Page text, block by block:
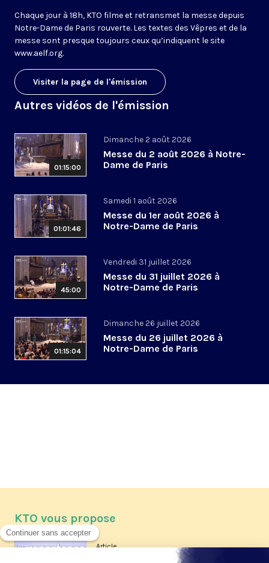
Chaque jour à 18h, KTO filme et retransmet la messe depuis
Notre-Dame de Paris rouverte. Les textes des Vêpres et de la
messe sont presque toujours ceux qu’indiquent le site
www.aelf.org.
Visiter la page de l'émission
Autres vidéos de l'émission
01:15:00
Dimanche 2 août 2026
Messe du 2 août 2026 à Notre-
Dame de Paris
01:01:46
Samedi 1 août 2026
Messe du 1er août 2026 à
Notre-Dame de Paris
45:00
Vendredi 31 juillet 2026
Messe du 31 juillet 2026 à
Notre-Dame de Paris
01:15:04
Dimanche 26 juillet 2026
Messe du 26 juillet 2026 à
Notre-Dame de Paris
KTO vous propose
Article
Les reportages d'été 2026 de KTO